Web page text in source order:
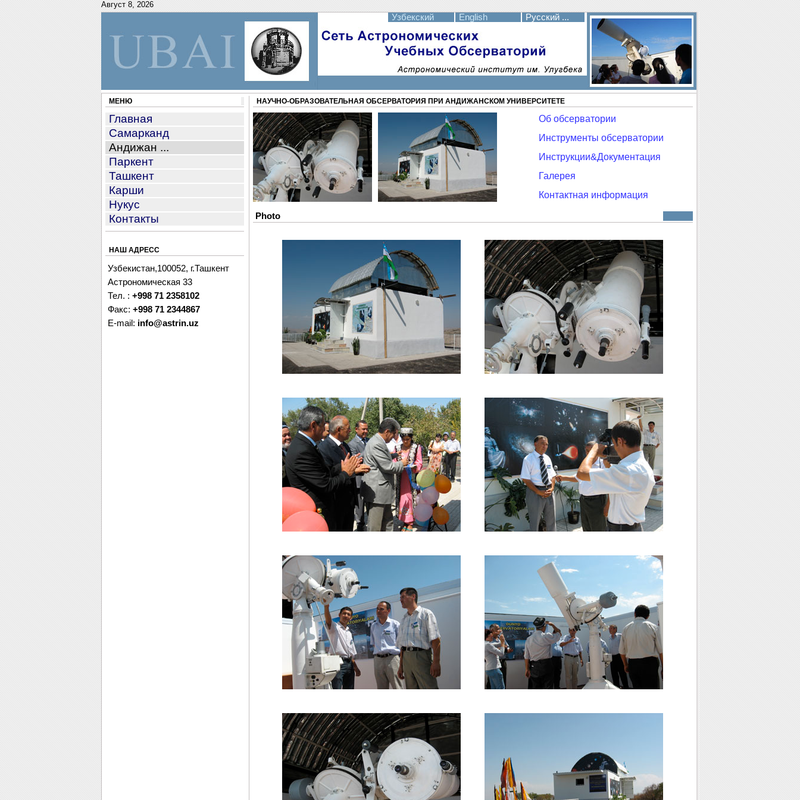
Август 8, 2026
Узбекский English Русский ...
МЕНЮ
Главная
Самарканд
Андижан ...
Паркент
Ташкент
Карши
Нукус
Контакты
НАШ АДРЕСС
Узбекистан,100052, г.Ташкент
Астрономическая 33
Тел. : +998 71 2358102
Факс: +998 71 2344867
E-mail: info@astrin.uz
НАУЧНО-ОБРАЗОВАТЕЛЬНАЯ ОБСЕРВАТОРИЯ ПРИ АНДИЖАНСКОМ УНИВЕРСИТЕТЕ
Об обсерватории
Инструменты обсерватории
Инструкции&Документация
Галерея
Контактная информация
Photo